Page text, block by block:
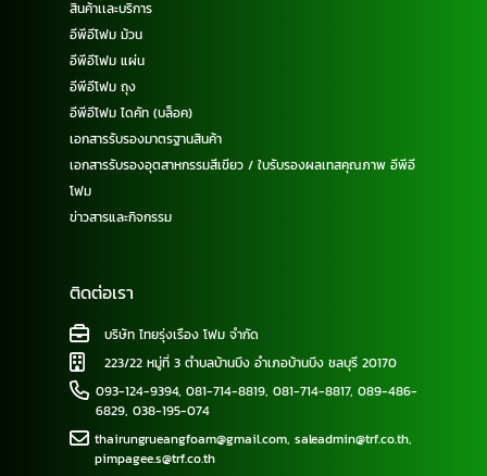
สินค้าเเละบริการ
อีพีอีโฟม ม้วน
อีพีอีโฟม แผ่น
อีพีอีโฟม ถุง
อีพีอีโฟม ไดคัท (บล็อค)
เอกสารรับรองมาตรฐานสินค้า
เอกสารรับรองอุตสาหกรรมสีเขียว / ใบรับรองผลเทสคุณภาพ อีพีอี
โฟม
ข่าวสารและกิจกรรม
ติดต่อเรา
บริษัท ไทยรุ่งเรือง โฟม จำกัด
223/22 หมู่ที่ 3 ตำบลบ้านบึง อำเภอบ้านบึง ชลบุรี 20170
093-124-9394, 081-714-8819, 081-714-8817, 089-486-
6829, 038-195-074
thairungrueangfoam@gmail.com,saleadmin@trf.co.th,
pimpagee.s@trf.co.th